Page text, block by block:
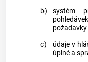
b)
systém
c)
údaje v
úplné a